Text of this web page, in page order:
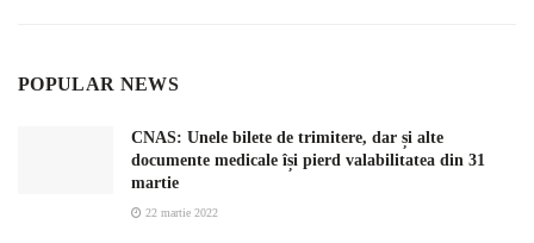
POPULAR NEWS
CNAS: Unele bilete de trimitere, dar și alte
documente medicale își pierd valabilitatea din 31
martie
22 martie 2022